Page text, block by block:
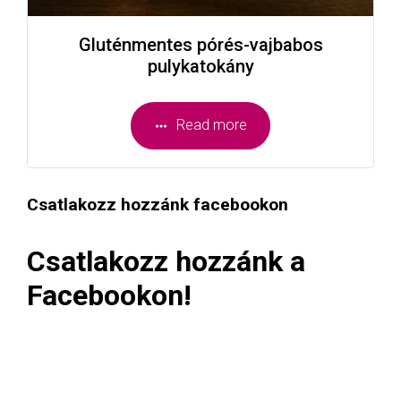
Gluténmentes pórés-vajbabos
pulykatokány
Read more
Csatlakozz hozzánk facebookon
Csatlakozz hozzánk a
Facebookon!